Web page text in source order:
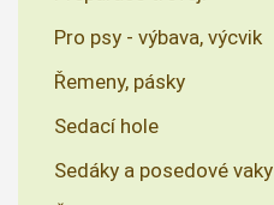
Pro psy - výbava, výcvik
Řemeny, pásky
Sedací hole
Sedáky a posedové vaky